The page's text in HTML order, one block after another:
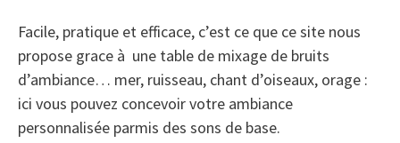
Facile, pratique et efficace, c’est ce que ce site nous
propose grace à une table de mixage de bruits
d’ambiance… mer, ruisseau, chant d’oiseaux, orage :
ici vous pouvez concevoir votre ambiance
personnalisée parmis des sons de base.